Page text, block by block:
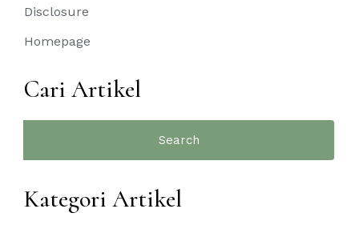
Disclosure
Homepage
Cari Artikel
Kategori Artikel